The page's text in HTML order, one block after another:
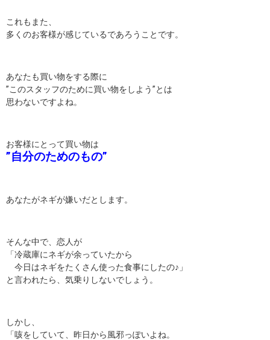
これもまた、
多くのお客様が感じているであろうことです。
あなたも買い物をする際に
”このスタッフのために買い物をしよう”とは
思わないですよね。
お客様にとって買い物は
”自分のためのもの”
あなたがネギが嫌いだとします。
そんな中で、恋人が
「冷蔵庫にネギが余っていたから
今日はネギをたくさん使った食事にしたの♪」
と言われたら、気乗りしないでしょう。
しかし、
「咳をしていて、昨日から風邪っぽいよね。